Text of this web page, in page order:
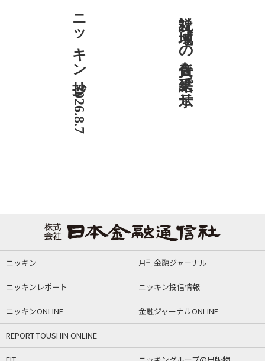
ニッキン抄 2026.8.7 社説 地域への責任を結果で示せ
ニッキン 月刊金融ジャーナル
ニッキンレポート ニッキン投信情報
ニッキンONLINE 金融ジャーナルONLINE
REPORT TOUSHIN ONLINE